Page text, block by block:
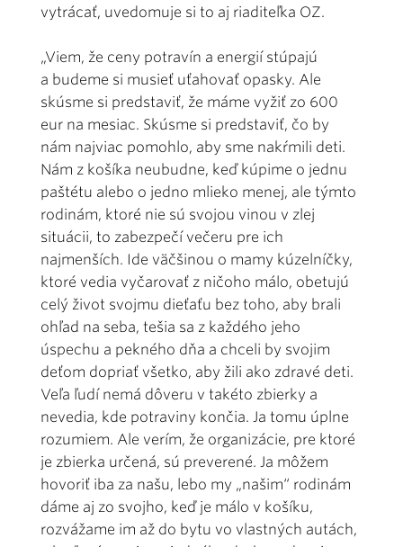
vytrácať, uvedomuje si to aj riaditeľka OZ.
„Viem, že ceny potravín a energií stúpajú
a budeme si musieť uťahovať opasky. Ale
skúsme si predstaviť, že máme vyžiť zo 600
eur na mesiac. Skúsme si predstaviť, čo by
nám najviac pomohlo, aby sme nakŕmili deti.
Nám z košíka neubudne, keď kúpime o jednu
paštétu alebo o jedno mlieko menej, ale týmto
rodinám, ktoré nie sú svojou vinou v zlej
situácii, to zabezpečí večeru pre ich
najmenších. Ide väčšinou o mamy kúzelníčky,
ktoré vedia vyčarovať z ničoho málo, obetujú
celý život svojmu dieťaťu bez toho, aby brali
ohľad na seba, tešia sa z každého jeho
úspechu a pekného dňa a chceli by svojim
deťom dopriať všetko, aby žili ako zdravé deti.
Veľa ľudí nemá dôveru v takéto zbierky a
nevedia, kde potraviny končia. Ja tomu úplne
rozumiem. Ale verím, že organizácie, pre ktoré
je zbierka určená, sú preverené. Ja môžem
hovoriť iba za našu, lebo my „našim“ rodinám
dáme aj zo svojho, keď je málo v košíku,
rozvážame im až do bytu vo vlastných autách,